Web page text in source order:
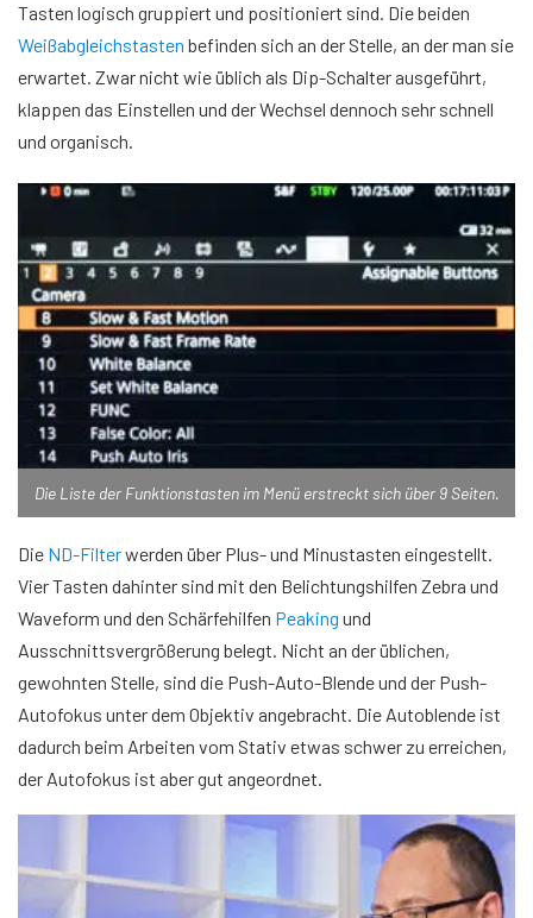
Tasten logisch gruppiert und positioniert sind. Die beiden
Weißabgleichstasten befinden sich an der Stelle, an der man sie
erwartet. Zwar nicht wie üblich als Dip-Schalter ausgeführt,
klappen das Einstellen und der Wechsel dennoch sehr schnell
und organisch.
Die Liste der Funktionstasten im Menü erstreckt sich über 9 Seiten.
Die ND-Filterwerden über Plus- und Minustasten eingestellt.
Vier Tasten dahinter sind mit den Belichtungshilfen Zebra und
Waveform und den Schärfehilfen Peaking und
Ausschnittsvergrößerung belegt. Nicht an der üblichen,
gewohnten Stelle, sind die Push-Auto-Blende und der Push-
Autofokus unter dem Objektiv angebracht. Die Autoblende ist
dadurch beim Arbeiten vom Stativ etwas schwer zu erreichen,
der Autofokus ist aber gut angeordnet.